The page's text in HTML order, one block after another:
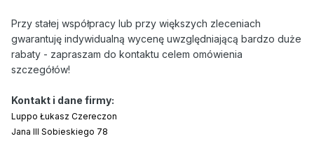
Przy stałej współpracy lub przy większych zleceniach
gwarantuję indywidualną wycenę uwzględniającą bardzo duże
rabaty - zapraszam do kontaktu celem omówienia
szczegółów!
Kontakt i dane firmy:
Luppo Łukasz Czereczon
Jana III Sobieskiego 78